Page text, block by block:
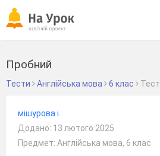
Пробний
Тести Англійська мова 6 клас Тест
мішурова і.
Додано: 13 лютого 2025
Предмет: Англійська мова, 6 клас